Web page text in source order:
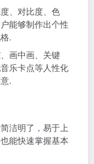
、对比度、色
能够制作出个性
.
画中画、关键
乐卡点等人性化
.
洁明了，易于上
能快速掌握基本